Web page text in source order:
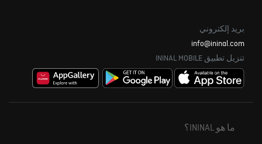
بريد إلكتروني
info@ininal.com
تنزيل تطبيق ININAL MOBILE
ما هو ININAL؟